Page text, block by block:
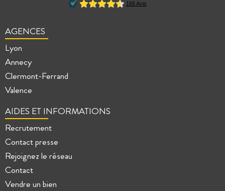
AGENCES
Lyon
Annecy
Clermont-Ferrand
Valence
AIDES ET INFORMATIONS
Recrutement
Contact presse
Rejoignez le réseau
Contact
Vendre un bien